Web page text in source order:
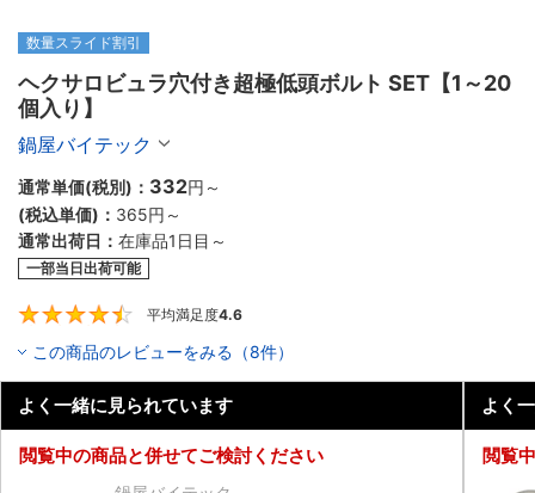
数量スライド割引
ヘクサロビュラ穴付き超極低頭ボルト SET【1～20
個入り】
鍋屋バイテック
通常単価(税別)： 332円 ～
(税込単価)： 365円 ～
通常出荷日： 在庫品1日目～
一部当日出荷可能
平均満足度4.6
この商品のレビューをみる（8件）
よく一緒に見られています
閲覧中の商品と併せてご検討ください
よく
閲覧